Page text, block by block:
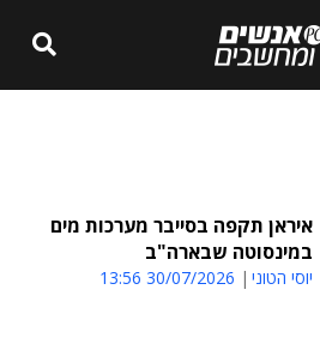
איראן תקפה בסייבר מערכות מים
במינסוטה שבארה"ב
יוסי הטוני 30/07/2026 13:56